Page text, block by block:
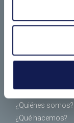
EL CLUB
¿Quiénes somos?
¿Qué hacemos?